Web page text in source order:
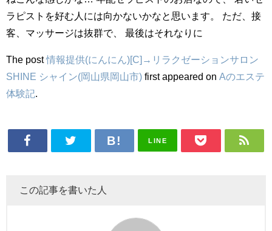
ラピストを好む人には向かないかなと思います。 ただ、接
客、マッサージは抜群で、 最後はそれなりに
The post情報提供(にんにん)[C]→リラクゼーションサロン
SHINE シャイン(岡山県岡山市) first appeared on Aのエステ
体験記
LINE
この記事を書いた人